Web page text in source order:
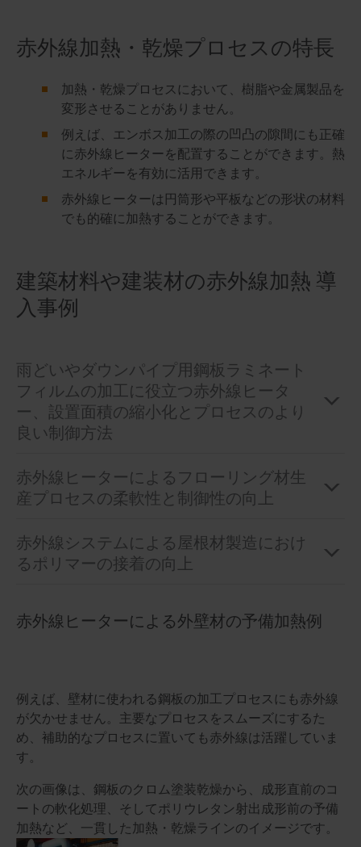
赤外線加熱・乾燥プロセスの特長
加熱・乾燥プロセスにおいて、樹脂や金属製品を
変形させることがありません。
例えば、エンボス加工の際の凹凸の隙間にも正確
に赤外線ヒーターを配置することができます。熱
エネルギーを有効に活用できます。
赤外線ヒーターは円筒形や平板などの形状の材料
でも的確に加熱することができます。
建築材料や建装材の赤外線加熱 導
入事例
雨どいやダウンパイプ用鋼板ラミネート
フィルムの加工に役立つ赤外線ヒータ
ー、設置面積の縮小化とプロセスのより
良い制御方法
赤外線ヒーターによるフローリング材生
産プロセスの柔軟性と制御性の向上
赤外線システムによる屋根材製造におけ
るポリマーの接着の向上
赤外線ヒーターによる外壁材の予備加熱例
例えば、壁材に使われる鋼板の加工プロセスにも赤外線
が欠かせません。主要なプロセスをスムーズにするた
め、補助的なプロセスに置いても赤外線は活躍していま
す。
次の画像は、鋼板のクロム塗装乾燥から、成形直前のコ
ートの軟化処理、そしてポリウレタン射出成形前の予備
加熱など、一貫した加熱・乾燥ラインのイメージです。